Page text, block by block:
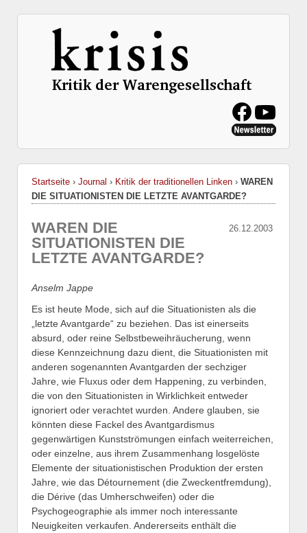
Startseite › Journal › Kritik der traditionellen Linken › WAREN
DIE SITUATIONISTEN DIE LETZTE AVANTGARDE?
26.12.2003
WAREN DIE
SITUATIONISTEN DIE
LETZTE AVANTGARDE?
Anselm Jappe
Es ist heute Mode, sich auf die Situationisten als die
„letzte Avantgarde“ zu beziehen. Das ist einerseits
absurd, oder reine Selbstbeweihräucherung, wenn
diese Kennzeichnung dazu dient, die Situationisten mit
anderen sogenannten Avantgarden der sechziger
Jahre, wie Fluxus oder dem Happening, zu verbinden,
die von den Situationisten in Wirklichkeit entweder
ignoriert oder verachtet wurden. Andere glauben, sie
könnten diese Fackel des Avantgardismus
gegenwärtigen Kunstströmungen einfach weiterreichen,
oder einzelne, aus ihrem Zusammenhang losgelöste
Elemente der situationistischen Produktion der ersten
Jahre, wie das Détournement (die Zweckentfremdung),
die Dérive (das Umherschweifen) oder die
Psychogeographie als immer noch interessante
Neuigkeiten verkaufen. Andererseits enthält die